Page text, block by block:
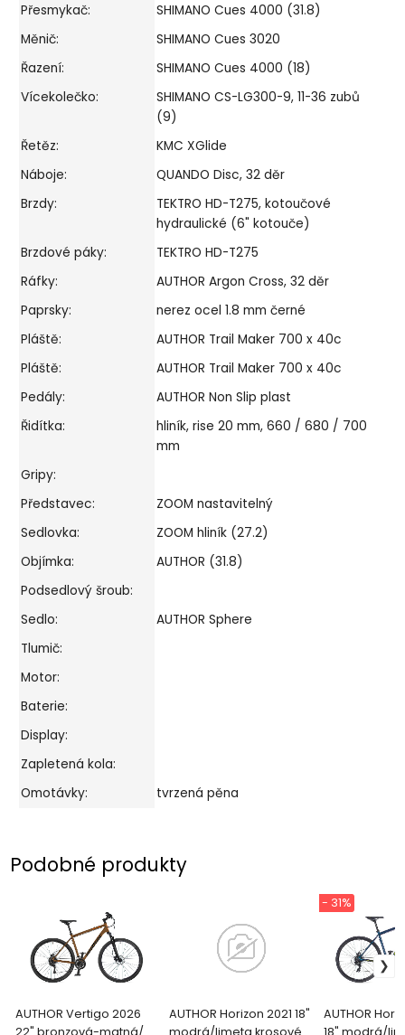
Přesmykač:
SHIMANO Cues 4000 (31.8)
Měnič:
SHIMANO Cues 3020
Řazení:
SHIMANO Cues 4000 (18)
Vícekolečko:
SHIMANO CS-LG300-9, 11-36 zubů
(9)
Řetěz:
KMC XGlide
Náboje:
QUANDO Disc, 32 děr
Brzdy:
TEKTRO HD-T275, kotoučové
hydraulické (6" kotouče)
Brzdové páky:
TEKTRO HD-T275
Ráfky:
AUTHOR Argon Cross, 32 děr
Paprsky:
nerez ocel 1.8 mm černé
Pláště:
AUTHOR Trail Maker 700 x 40c
Pláště:
AUTHOR Trail Maker 700 x 40c
Pedály:
AUTHOR Non Slip plast
Řidítka:
hliník, rise 20 mm, 660 / 680 / 700
mm
Gripy:
Představec:
ZOOM nastavitelný
Sedlovka:
ZOOM hliník (27.2)
Objímka:
AUTHOR (31.8)
Podsedlový šroub:
Sedlo:
AUTHOR Sphere
Tlumič:
Motor:
Baterie:
Display:
Zapletená kola:
Omotávky:
tvrzená pěna
Podobné produkty
AUTHOR Vertigo 2026
22" bronzová-matná/
AUTHOR Horizon 2021 18"
modrá/limeta krosové
AUTHOR
18" modrá/
- 31%